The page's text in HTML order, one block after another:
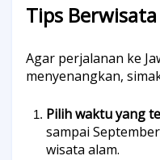
Tips
Agar perjalanan ke
menyenangkan,
Pilih waktu yang
sampai
wisata alam.